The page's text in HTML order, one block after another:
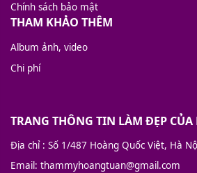
Chính sách bảo mật
THAM KHẢO THÊM
Album ảnh, video
Chi phí
TRANG THÔNG TIN LÀM ĐẸP
Địa chỉ: Số 1/487 Hoàng Quốc Việt, Hà
Email: thammyhoangtuan@gmail.com